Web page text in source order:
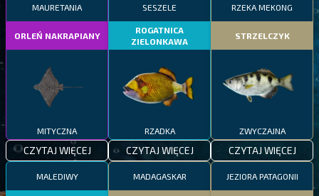
MAURETANIA
ORLEŃ NAKRAPIANY
MITYCZNA
CZYTAJ WIĘCEJ
SESZELE
ROGATNICA
ZIELONKAWA
RZADKA
CZYTAJ WIĘCEJ
RZEKA MEKONG
STRZELCZYK
ZWYCZAJNA
CZYTAJ WIĘCEJ
MALEDIWY MADAGASKAR JEZIORA PATAGONII